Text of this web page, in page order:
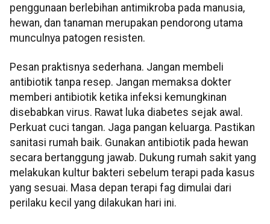
penggunaan berlebihan antimikroba pada manusia,
hewan, dan tanaman merupakan pendorong utama
munculnya patogen resisten.
Pesan praktisnya sederhana. Jangan membeli
antibiotik tanpa resep. Jangan memaksa dokter
memberi antibiotik ketika infeksi kemungkinan
disebabkan virus. Rawat luka diabetes sejak awal.
Perkuat cuci tangan. Jaga pangan keluarga. Pastikan
sanitasi rumah baik. Gunakan antibiotik pada hewan
secara bertanggung jawab. Dukung rumah sakit yang
melakukan kultur bakteri sebelum terapi pada kasus
yang sesuai. Masa depan terapi fag dimulai dari
perilaku kecil yang dilakukan hari ini.